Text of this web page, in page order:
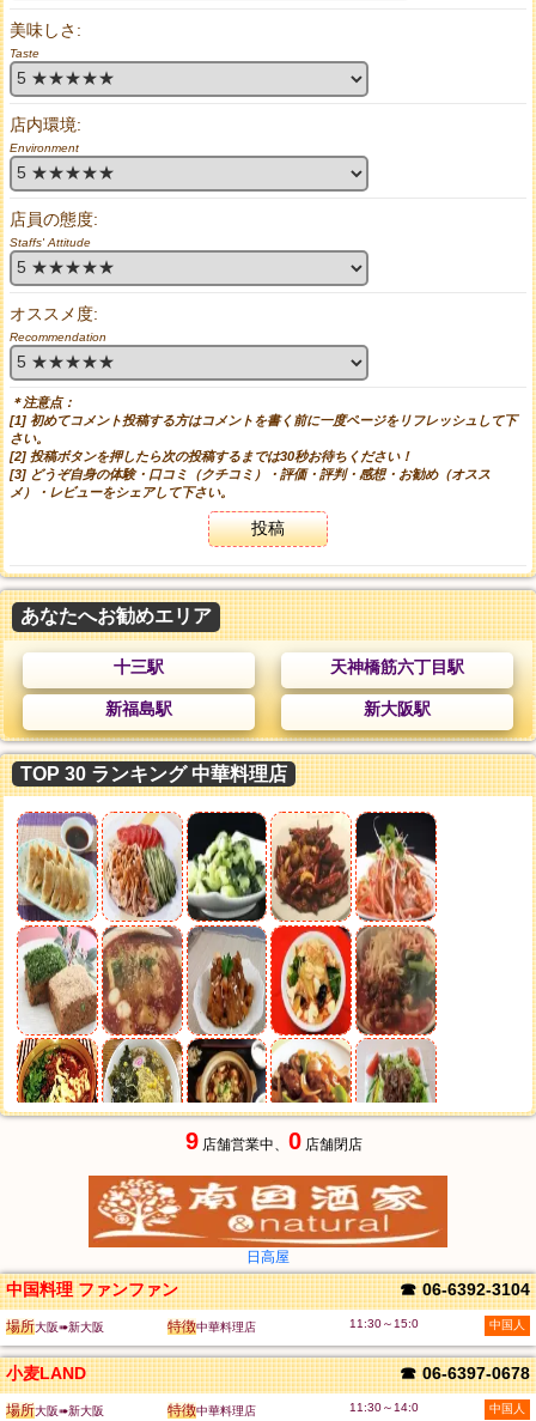
美味しさ:
Taste
店内環境:
Environment
店員の態度:
Staffs' Attitude
オススメ度:
Recommendation
＊注意点：
[1] 初めてコメント投稿する方はコメントを書く前に一度ページをリフレッシュして下
さい。
[2] 投稿ボタンを押したら次の投稿するまでは30秒お待ちください！
[3] どうぞ自身の体験・口コミ（クチコミ）・評価・評判・感想・お勧め（オスス
メ）・レビューをシェアして下さい。
投稿
あなたへお勧めエリア
十三駅 天神橋筋六丁目駅
新福島駅 新大阪駅
TOP 30 ランキング 中華料理店
9 店舗営業中、 0 店舗閉店
日高屋
中国料理 ファンファン ☎ 06-6392-3104
場所大阪➠新大阪 特徴中華料理店 11:30～15:0 中国人
小麦LAND ☎ 06-6397-0678
場所大阪➠新大阪 特徴中華料理店 11:30～14:0 中国人